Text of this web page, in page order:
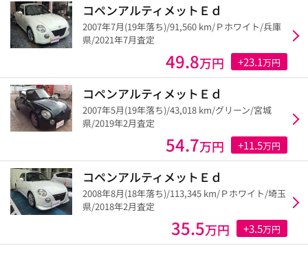
コペンアルティメットＥｄ
2007年7月(19年落ち)/91,560 km/Ｐホワイト/兵庫
県/2021年7月査定
49.8万円 +23.1万円
コペンアルティメットＥｄ
2007年5月(19年落ち)/43,018 km/グリーン/宮城
県/2019年2月査定
54.7万円 +11.5万円
コペンアルティメットＥｄ
2008年8月(18年落ち)/113,345 km/Ｐホワイト/埼玉
県/2018年2月査定
35.5万円 +3.5万円